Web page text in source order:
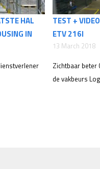
HAL
IN
TEST +
ETV 216I
13 March 2018
Zichtbaar beter
de vakbeurs